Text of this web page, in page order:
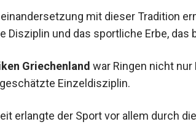
mit dieser Tradition
Disziplin und das sportliche Erbe,
Griechenland war Ringen nicht
Einzeldisziplin.
erlangte der Sport vor allem durch die